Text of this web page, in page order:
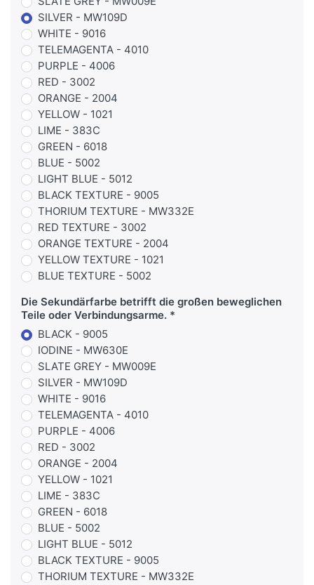
SILVER - MW109D
WHITE - 9016
TELEMAGENTA - 4010
PURPLE - 4006
RED - 3002
ORANGE - 2004
YELLOW - 1021
LIME - 383C
GREEN - 6018
BLUE - 5002
LIGHT BLUE - 5012
BLACK TEXTURE - 9005
THORIUM TEXTURE - MW332E
RED TEXTURE - 3002
ORANGE TEXTURE - 2004
YELLOW TEXTURE - 1021
BLUE TEXTURE - 5002
Die Sekundärfarbe betrifft die großen beweglichen
Teile oder Verbindungsarme.
BLACK - 9005
IODINE - MW630E
SLATE GREY - MW009E
SILVER - MW109D
WHITE - 9016
TELEMAGENTA - 4010
PURPLE - 4006
RED - 3002
ORANGE - 2004
YELLOW - 1021
LIME - 383C
GREEN - 6018
BLUE - 5002
LIGHT BLUE - 5012
BLACK TEXTURE - 9005
THORIUM TEXTURE - MW332E